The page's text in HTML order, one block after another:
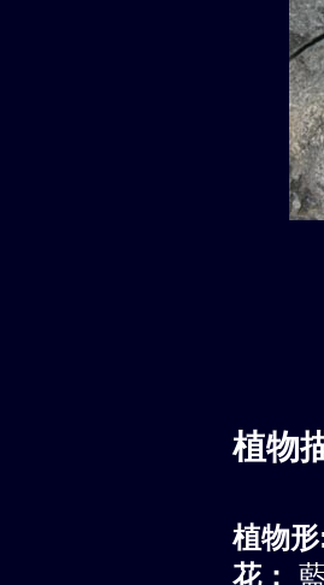
植物
植物形
花：